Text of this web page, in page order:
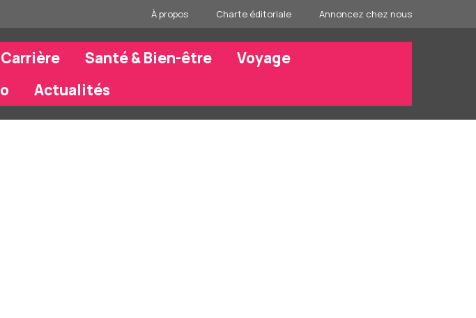
À propos Charte éditoriale Annoncez chez nous
Santé & Bien-être
Voyage
Actualités